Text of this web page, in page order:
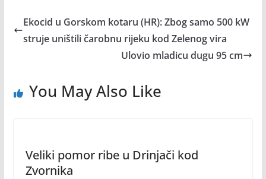
Ekocid u Gorskom kotaru (HR): Zbog samo 500 kW
struje uništili čarobnu rijeku kod Zelenog vira
Ulovio mladicu dugu 95 cm
You May Also Like
Veliki pomor ribe u Drinjači kod
Zvornika